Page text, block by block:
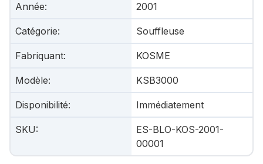
Année: 2001
Catégorie: Souffleuse
Fabriquant: KOSME
Modèle: KSB3000
Disponibilité: Immédiatement
SKU:
ES-BLO-KOS-2001-
00001